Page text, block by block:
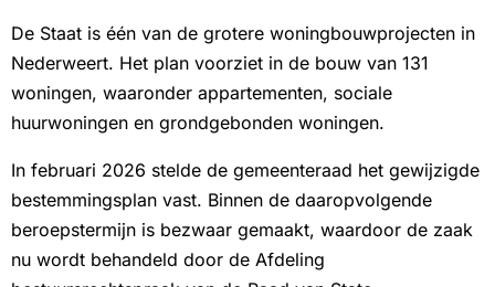
De Staat is één van de grotere woningbouwprojecten in
Nederweert. Het plan voorziet in de bouw van 131
woningen, waaronder appartementen, sociale
huurwoningen en grondgebonden woningen.
In februari 2026 stelde de gemeenteraad het gewijzigde
bestemmingsplan vast. Binnen de daaropvolgende
beroepstermijn is bezwaar gemaakt, waardoor de zaak
nu wordt behandeld door de Afdeling